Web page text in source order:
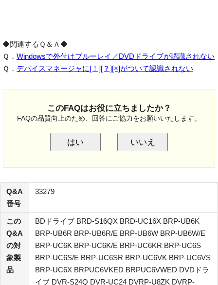
◆関連するＱ＆Ａ◆
Ｑ． Windowsで外付けブルーレイ／DVDドライブが認識されない
Ｑ． デバイスマネージャに[！][？][×]がついて認識されない
このFAQはお役に立ちましたか？
FAQの品質向上のため、回答にご協力をお願いいたします。
はい いいえ
Q&A
番号
33279
この
Q&A
の対
象製
品
BDドライブ BRD-S16QX BRD-UC16X BRP-UB6K
BRP-UB6R BRP-UB6R/E BRP-UB6W BRP-UB6W/E
BRP-UC6K BRP-UC6K/E BRP-UC6KR BRP-UC6S
BRP-UC6S/E BRP-UC6SR BRP-UC6VK BRP-UC6VS
BRP-UC6X BRPUC6VKED BRPUC6VWED DVDドラ
イブ DVR-S24Q DVR-UC24 DVRP-U8ZK DVRP-